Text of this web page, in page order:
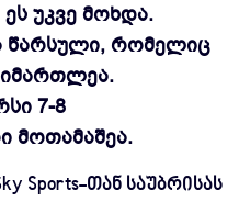
უკვე მოხდა.
წარსული, რომელიც
7-8
მოთამაშეა.
Sports-თან საუბრისას